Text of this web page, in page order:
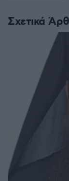
Σχετικά